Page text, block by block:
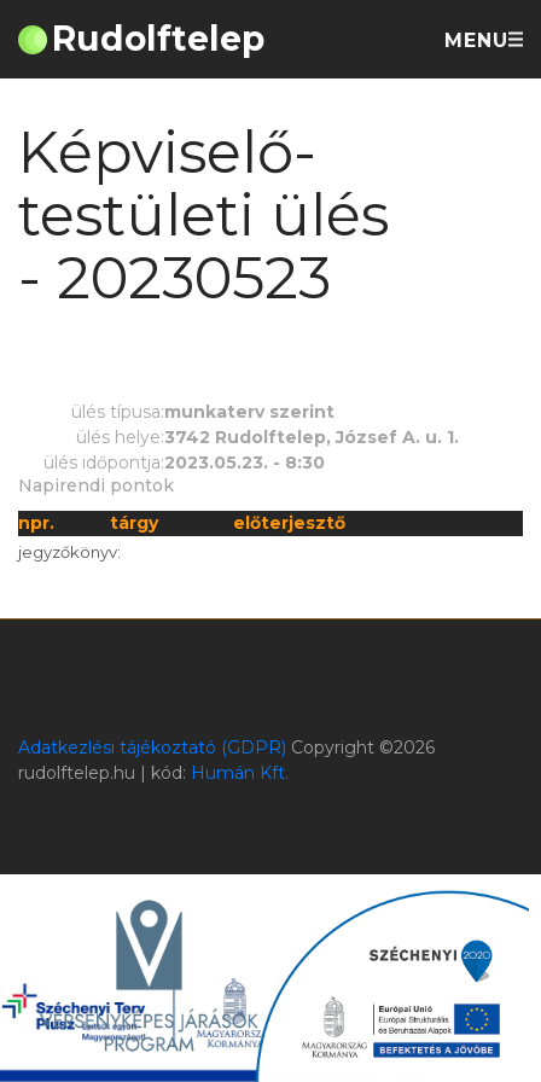
Rudolftelep MENU
Képviselő-
testületi ülés
- 20230523
ülés típusa:munkaterv szerint
ülés helye:3742 Rudolftelep, József A. u. 1.
ülés időpontja:2023.05.23. - 8:30
Napirendi pontok
npr.
tárgy előterjesztő
jegyzőkönyv:
Adatkezlési tájékoztató (GDPR) Copyright ©2026
rudolftelep.hu | kód: Humán Kft.